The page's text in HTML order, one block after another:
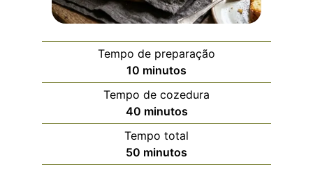
Tempo de preparação
10 minutos
Tempo de cozedura
40 minutos
Tempo total
50 minutos